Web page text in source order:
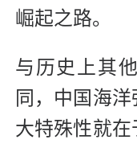
崛起之路。
与历史上其
同，中国海
大特殊性就